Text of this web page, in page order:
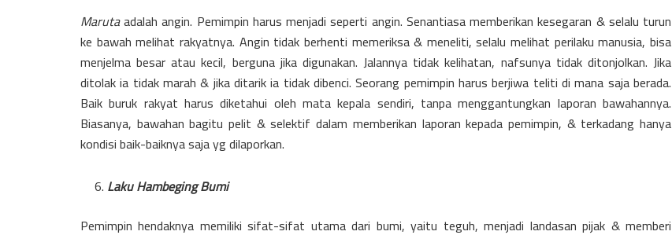
Marutaadalah angin. Pemimpin harus menjadi seperti angin. Senantiasa memberikan kesegaran & selalu turun
ke bawah melihat rakyatnya. Angin tidak berhenti memeriksa & meneliti, selalu melihat perilaku manusia, bisa
menjelma besar atau kecil, berguna jika digunakan. Jalannya tidak kelihatan, nafsunya tidak ditonjolkan. Jika
ditolak ia tidak marah & jika ditarik ia tidak dibenci. Seorang pemimpin harus berjiwa teliti di mana saja berada.
Baik buruk rakyat harus diketahui oleh mata kepala sendiri, tanpa menggantungkan laporan bawahannya.
Biasanya, bawahan bagitu pelit & selektif dalam memberikan laporan kepada pemimpin, & terkadang hanya
kondisi baik-baiknya saja yg dilaporkan.
Laku Hambeging Bumi
Pemimpin hendaknya memiliki sifat-sifat utama dari bumi, yaitu teguh, menjadi landasan pijak & memberi